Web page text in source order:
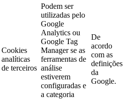
Cookies
analíticas
de terceiros
Podem ser
utilizadas pelo
Google
Analytics ou
Google Tag
Manager se as
ferramentas de
análise
estiverem
configuradas e
a categoria
De
acordo
com as
definições
da
Google.